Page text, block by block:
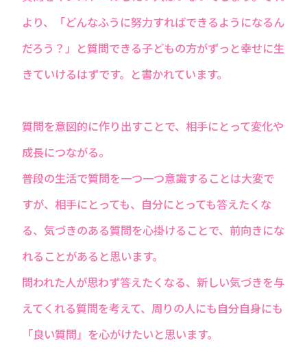
より、「どんなふうに努力すればできるようになるん
だろう？」と質問できる子どもの方がずっと幸せに生
きていけるはずです。と書かれています。
質問を意図的に作り出すことで、相手にとって変化や
成長につながる。
普段の生活で質問を一つ一つ意識することは大変で
すが、相手にとっても、自分にとっても答えたくな
る、気づきのある質問を心掛けることで、前向きにな
れることがあると思います。
問われた人が思わず答えたくなる、新しい気づきを与
えてくれる質問を考えて、周りの人にも自分自身にも
「良い質問」を心がけたいと思います。